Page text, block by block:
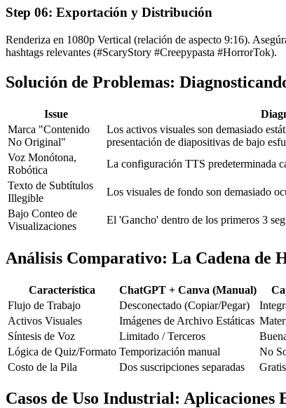
Step 06: Exportación y Distribución
Renderiza en 1080p Vertical (relación de aspecto 9:16).
hashtags relevantes (#ScaryStory #Creepypasta #HorrorTok).
Solución de Problemas:
Issue
Marca "Contenido
No Original"
Los activos visuales son demasiado
presentación de diapositivas de bajo
Voz Monótona,
Robótica
La configuración TTS predeterminada
Texto de Subtítulos
Illegible
Los visuales de fondo son demasiado
Bajo Conteo de
Visualizaciones
El 'Gancho' dentro de los primeros 3
Análisis Comparativo: La Cadena de
Característica ChatGPT + Canva (Manual)
Flujo de Trabajo
Desconectado (Copiar/Pegar)
Activos Visuales
Imágenes de Archivo Estáticas
Síntesis de Voz
Limitado / Terceros
Lógica de Quiz/Formato Temporización manual No
Costo de la Pila
Dos suscripciones separadas
Casos de Uso Industrial: Aplicaciones